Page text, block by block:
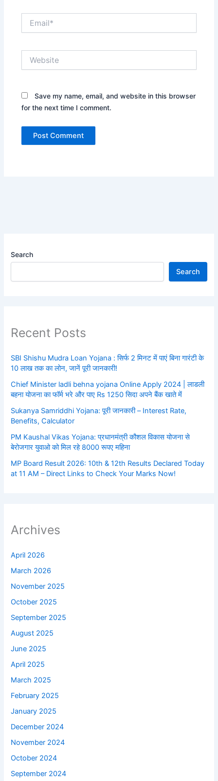
Save my name, email, and website in this browser
for the next time I comment.
Search
Search
Recent Posts
SBI Shishu Mudra Loan Yojana : सिर्फ 2 मिनट में पाएं बिना गारंटी के
10 लाख तक का लोन, जानें पूरी जानकारी!
Chief Minister ladli behna yojana Online Apply 2024 | लाडली
बहना योजना का फॉर्म भरे और पाए Rs 1250 सिदा अपने बैंक खाते में
Sukanya Samriddhi Yojana: पूरी जानकारी – Interest Rate,
Benefits, Calculator
PM Kaushal Vikas Yojana: प्रधानमंत्री कौशल विकास योजना से
बेरोजगार युवाओ को मिल रहे 8000 रूपए महिना
MP Board Result 2026: 10th & 12th Results Declared Today
at 11 AM – Direct Links to Check Your Marks Now!
Archives
April 2026
March 2026
November 2025
October 2025
September 2025
August 2025
June 2025
April 2025
March 2025
February 2025
January 2025
December 2024
November 2024
October 2024
September 2024